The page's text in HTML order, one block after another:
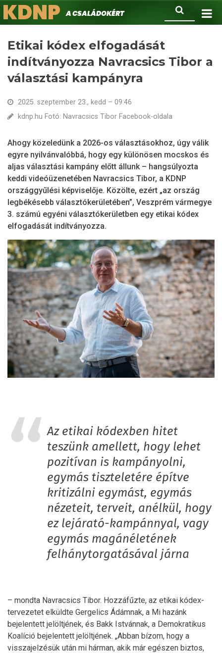
Ugrás
a
Keresés
KDNPA családokért.
Etikai kódex elfogadását
indítványozza Navracsics Tibor a
választási kampányra
2025. szeptember 23., kedd – 09:46
kdnp.hu Fotó: Navracsics Tibor Facebook-oldala
Ahogy közeledünk a 2026-os választásokhoz, úgy válik
egyre nyilvánvalóbbá, hogy egy különösen mocskos és
aljas választási kampány előtt állunk – hangsúlyozta
keddi videóüzenetében Navracsics Tibor, a KDNP
országgyűlési képviselője. Közölte, ezért „az ország
legbékésebb választókerületében”, Veszprém vármegye
3. számú egyéni választókerületben egy etikai kódex
elfogadását indítványozza.
Az etikai kódexben hitet
teszünk amellett, hogy lehet
pozitívan is kampányolni,
egymás tiszteletére építve
kritizálni egymást, egymás
nézeteit, terveit, anélkül, hogy
ez lejárató-kampánnyal, vagy
egymás magánéletének
felhánytorgatásával járna
– mondta Navracsics Tibor. Hozzáfűzte, az etikai kódex-
tervezetet elküldte Gergelics Ádámnak, a Mi hazánk
bejelentett jelöltjének, és Bakk Istvánnak, a Demokratikus
Koalíció bejelentett jelöltjének. „Abban bízom, hogy a
visszajelzésük után mi hárman, akik már egészen biztos,